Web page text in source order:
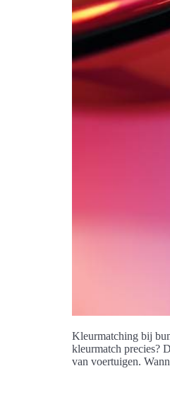
Kleurmatching bij
kleurmatch precies?
van voertuigen.